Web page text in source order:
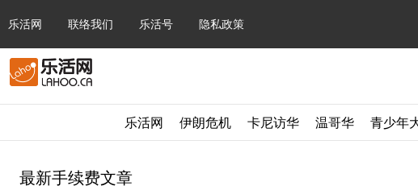
乐活网 联络我们 乐活号 隐私政策
乐活网 伊朗危机 卡尼访华 温哥华 青少年
最新手续费文章